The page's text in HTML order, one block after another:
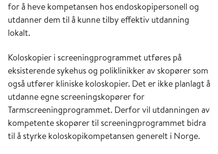
for å heve kompetansen hos endoskopipersonell og
utdanner dem til å kunne tilby effektiv utdanning
lokalt.
Koloskopier i screeningprogrammet utføres på
eksisterende sykehus og poliklinikker av skopører som
også utfører kliniske koloskopier. Det er ikke planlagt å
utdanne egne screeningskopører for
Tarmscreeningprogrammet. Derfor vil utdanningen av
kompetente skopører til screeningprogrammet bidra
til å styrke koloskopikompetansen generelt i Norge.